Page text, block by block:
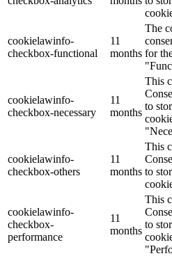
cookielawinfo-
checkbox-functional
11
months
The
for
cookielawinfo-
checkbox-necessary
11
months
This
to
cookielawinfo-
checkbox-others
11
months
This
to
cookielawinfo-
checkbox-
performance
11
months
This
to